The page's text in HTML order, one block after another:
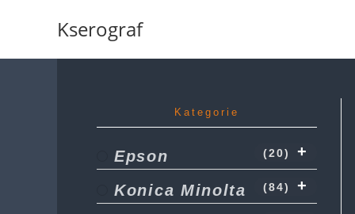
Kserograf
Kategorie
Epson (20)
Konica Minolta (84)